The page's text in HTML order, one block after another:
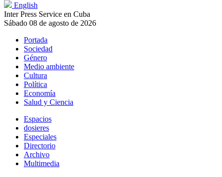
English
Inter Press Service en Cuba
Sábado 08 de agosto de 2026
Portada
Sociedad
Género
Medio ambiente
Cultura
Política
Economía
Salud y Ciencia
Espacios
dosieres
Especiales
Directorio
Archivo
Multimedia